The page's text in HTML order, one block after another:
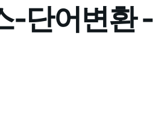
-단어변환 -